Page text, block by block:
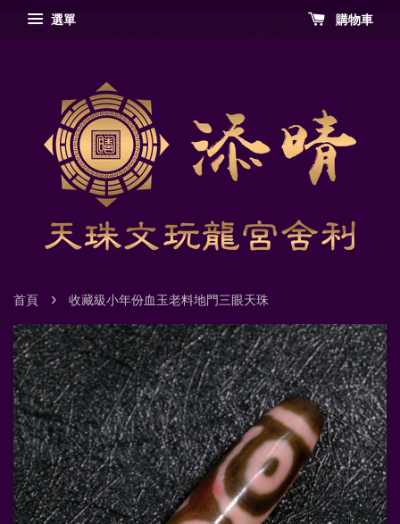
選單 購物車
首頁 › 收藏級小年份血玉老料地門三眼天珠